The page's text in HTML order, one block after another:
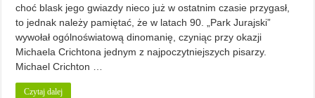
choć blask jego gwiazdy nieco już w ostatnim czasie przygasł,
to jednak należy pamiętać, że w latach 90. „Park Jurajski”
wywołał ogólnoświatową dinomanię, czyniąc przy okazji
Michaela Crichtona jednym z najpoczytniejszych pisarzy.
Michael Crichton …
Czytaj dalej